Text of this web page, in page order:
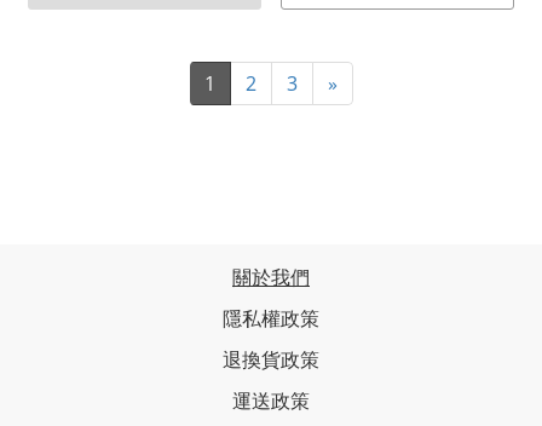
1 2 3 »
關於我們
隱私權政策
退換貨政策
運送政策